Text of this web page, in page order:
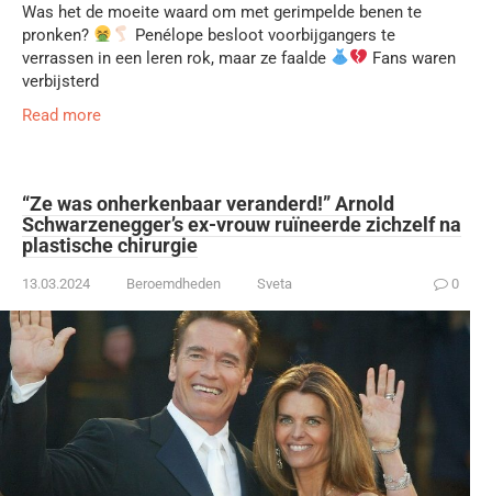
Was het de moeite waard om met gerimpelde benen te
pronken?
Penélope besloot voorbijgangers te
verrassen in een leren rok, maar ze faalde
Fans waren
verbijsterd
Read more
“Ze was onherkenbaar veranderd!” Arnold
Schwarzenegger’s ex-vrouw ruïneerde zichzelf na
plastische chirurgie
13.03.2024 Beroemdheden Sveta 0